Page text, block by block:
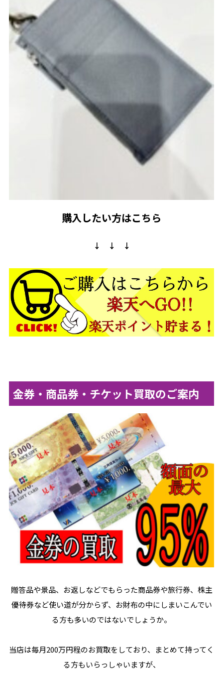
購入したい方はこちら
↓ ↓ ↓
金券・商品券・チケット買取のご案内
贈答品や景品、お返しなどでもらった商品券や旅行券、株主
優待券など使い道が分からず、お財布の中にしまいこんでい
る方も多いのではないでしょうか。
当店は毎月200万円程のお買取をしており、まとめて持ってく
る方もいらっしゃいますが、